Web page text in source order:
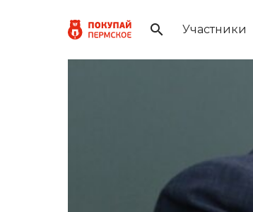
Участники